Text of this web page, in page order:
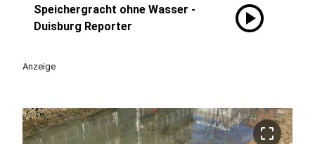
Speichergracht ohne Wasser -
Duisburg Reporter
play_circle
Anzeige
crop_free